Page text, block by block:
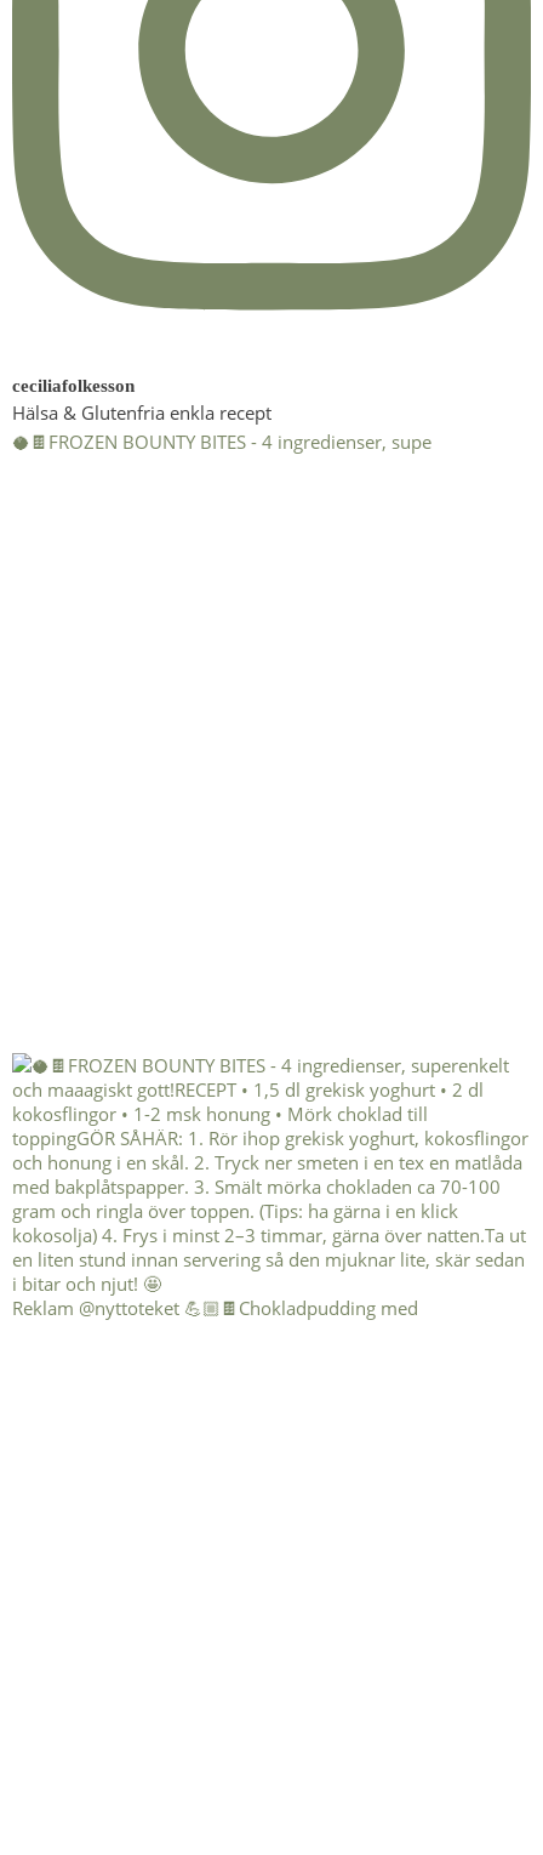
ceciliafolkesson
Hälsa & Glutenfria enkla recept
🥥🍫FROZEN BOUNTY BITES - 4 ingredienser, supe
Reklam @nyttoteket 💪🏼🍫Chokladpudding med